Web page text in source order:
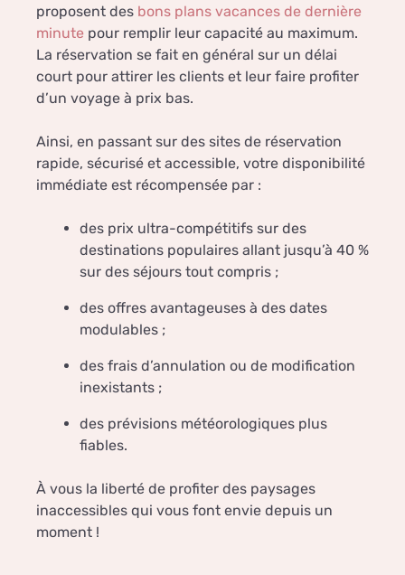
proposent des bons plans vacances de dernière
minute pour remplir leur capacité au maximum.
La réservation se fait en général sur un délai
court pour attirer les clients et leur faire profiter
d’un voyage à prix bas.
Ainsi, en passant sur des sites de réservation
rapide, sécurisé et accessible, votre disponibilité
immédiate est récompensée par :
des prix ultra-compétitifs sur des
destinations populaires allant jusqu’à 40 %
sur des séjours tout compris ;
des offres avantageuses à des dates
modulables ;
des frais d’annulation ou de modification
inexistants ;
des prévisions météorologiques plus
fiables.
À vous la liberté de profiter des paysages
inaccessibles qui vous font envie depuis un
moment !